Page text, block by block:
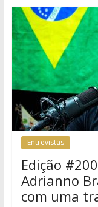
Entrevistas
Edição
Adrianno
com uma